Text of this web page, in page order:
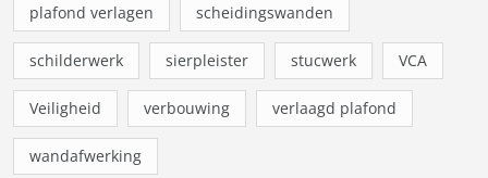
plafond verlagen scheidingswanden
schilderwerk sierpleister stucwerk VCA
Veiligheid verbouwing verlaagd plafond
wandafwerking